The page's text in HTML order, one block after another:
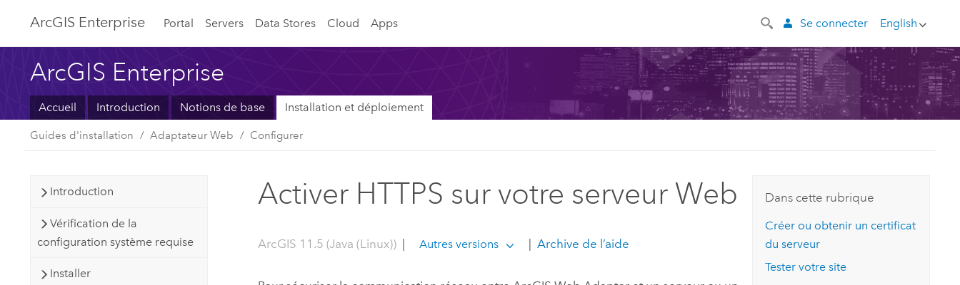
ArcGIS Enterprise Portal Servers Data Stores Cloud Apps English
Se connecter
ArcGIS Enterprise
Accueil Introduction Notions de base Installation et déploiement
Guides d'installation Adaptateur Web Configurer
Introduction
Vérification de la
configuration système requise
Installer
Activer HTTPS sur votre serveur Web
ArcGIS 11.5 (Java (Linux)) | Autres versions | Archive de l’aide
Dans cette rubrique
Créer ou obtenir un certificat
du serveur
Tester votre site